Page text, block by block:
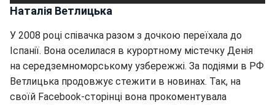
Наталія Ветлицька
У 2008 році співачка разом з дочкою переїхала до
Іспанії. Вона оселилася в курортному містечку Денія
на середземноморському узбережжі. За подіями в РФ
Ветлицька продовжує стежити в новинах. Так, на
своїй Facebook-сторінці вона прокоментувала